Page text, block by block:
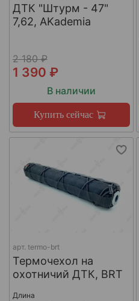
ДТК "Штурм - 47"
7,62, AKademia
2 180 ₽
1 390 ₽
В наличии
Купить сейчас
арт. termo-brt
Термочехол на
охотничий ДТК, BRT
Длина